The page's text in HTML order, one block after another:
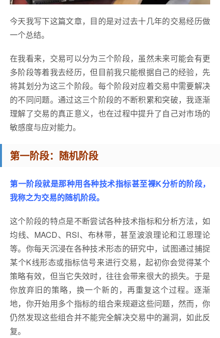
今天我写下这篇文章，目的是对过去十几年的交易经历做
一个总结。
在我看来，交易可以分为三个阶段，虽然未来可能会有更
多阶段等着我去经历，但目前我只能根据自己的经验，先
将其划分为这三个阶段。每个阶段对应着交易中需要解决
的不同问题。通过这三个阶段的不断积累和突破，我逐渐
理解了交易的真正意义，也在过程中提升了自己对市场的
敏感度与应对能力。
第一阶段：随机阶段
第一阶段就是那种用各种技术指标甚至裸K分析的阶段，
我称之为交易的随机阶段。
这个阶段的特点是不断尝试各种技术指标和分析方法，如
均线、MACD、RSI、布林带，甚至波浪理论和江恩理论
等。你每天沉浸在各种技术形态的研究中，试图通过捕捉
某个K线形态或指标信号来进行交易，起初你会觉得某个
策略有效，但当它失效时，往往会带来很大的损失。于是
你放弃旧的策略，换一个新的，再重复这个过程。逐渐
地，你开始用多个指标的组合来规避这些问题，然而，你
仍然发现这些组合并不能完全解决交易中的漏洞，如此反
复。